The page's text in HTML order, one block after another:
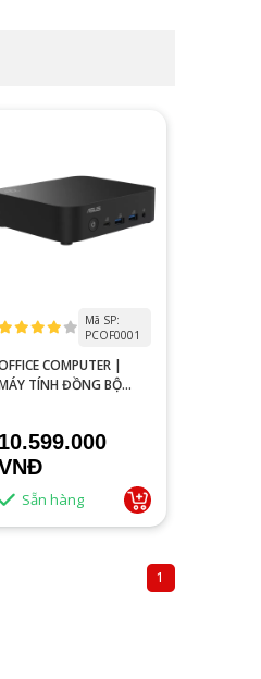
Mã SP:
PCOF0001
COMPUTER |
TÍNH ĐỒNG BỘ
N355/ NOOS/ 3Y) RAM
SSD 256GB
10.599.000
Sẵn hàng
1